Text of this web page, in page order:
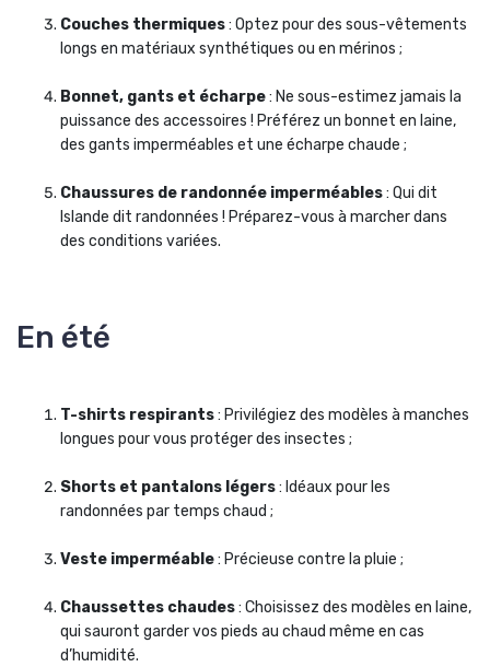
Couches thermiques: Optez pour des sous-vêtements
longs en matériaux synthétiques ou en mérinos ;
Bonnet, gants et écharpe: Ne sous-estimez jamais la
puissance des accessoires ! Préférez un bonnet en laine,
des gants imperméables et une écharpe chaude ;
Chaussures de randonnée imperméables: Qui dit
Islande dit randonnées ! Préparez-vous à marcher dans
des conditions variées.
En été
T-shirts respirants: Privilégiez des modèles à manches
longues pour vous protéger des insectes ;
Shorts et pantalons légers: Idéaux pour les
randonnées par temps chaud ;
Veste imperméable: Précieuse contre la pluie ;
Chaussettes chaudes: Choisissez des modèles en laine,
qui sauront garder vos pieds au chaud même en cas
d’humidité.